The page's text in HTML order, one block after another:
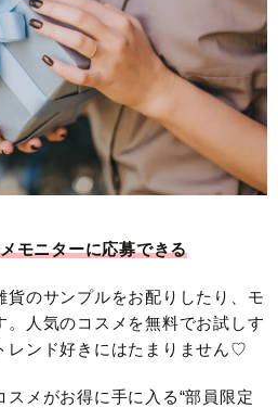
モニターに応募できる
貨のサンプルをお配りしたり、モ
。人気のコスメを無料でお試しす
レンド好きにはたまりません♡
スメがお得に手に入る“部員限定